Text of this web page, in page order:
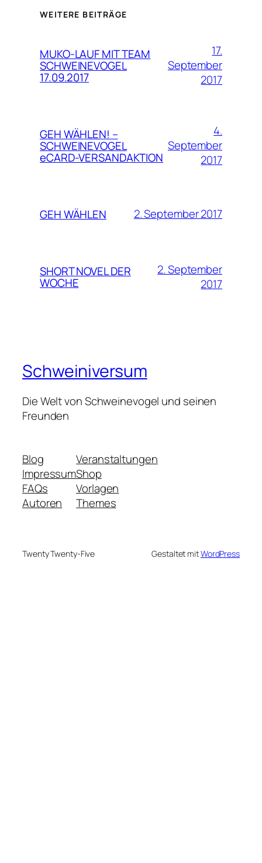
WEITERE BEITRÄGE
MUKO-LAUF MIT TEAM
SCHWEINEVOGEL
17.09.2017
17.
September
2017
GEH WÄHLEN! –
SCHWEINEVOGEL
eCARD-VERSANDAKTION
4.
September
2017
GEH WÄHLEN 2. September 2017
SHORT NOVEL DER
WOCHE
2. September
2017
Schweiniversum
Die Welt von Schweinevogel und seinen
Freunden
Blog
Impressum
FAQs
Autoren
Veranstaltungen
Shop
Vorlagen
Themes
Twenty Twenty-Five Gestaltet mitWordPress